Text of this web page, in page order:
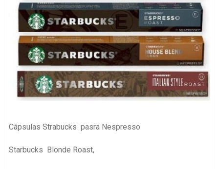
Cápsulas Strabucks pasra Nespresso
Starbucks Blonde Roast,